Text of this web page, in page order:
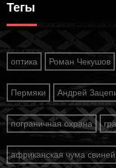
Тегы
оптика Роман Чекушов
Пермяки Андрей
пограничная охрана
африканская чума свиней